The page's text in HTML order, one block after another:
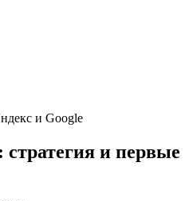
и Google
и первые